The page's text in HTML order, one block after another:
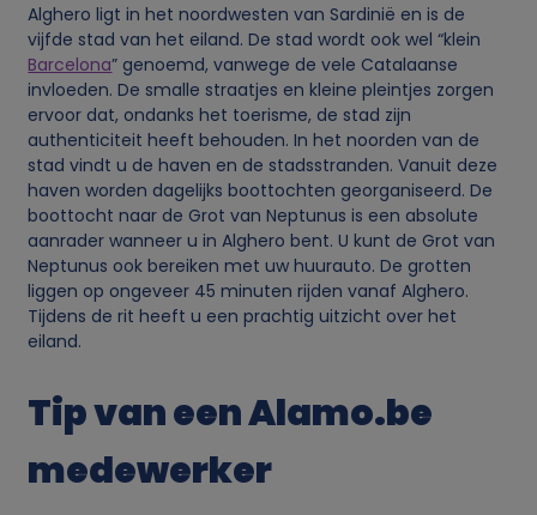
Alghero ligt in het noordwesten van Sardinië en is de
vijfde stad van het eiland. De stad wordt ook wel “klein
Barcelona” genoemd, vanwege de vele Catalaanse
invloeden. De smalle straatjes en kleine pleintjes zorgen
ervoor dat, ondanks het toerisme, de stad zijn
authenticiteit heeft behouden. In het noorden van de
stad vindt u de haven en de stadsstranden. Vanuit deze
haven worden dagelijks boottochten georganiseerd. De
boottocht naar de Grot van Neptunus is een absolute
aanrader wanneer u in Alghero bent. U kunt de Grot van
Neptunus ook bereiken met uw huurauto. De grotten
liggen op ongeveer 45 minuten rijden vanaf Alghero.
Tijdens de rit heeft u een prachtig uitzicht over het
eiland.
Tip van een Alamo.be
medewerker
o
k
e
s